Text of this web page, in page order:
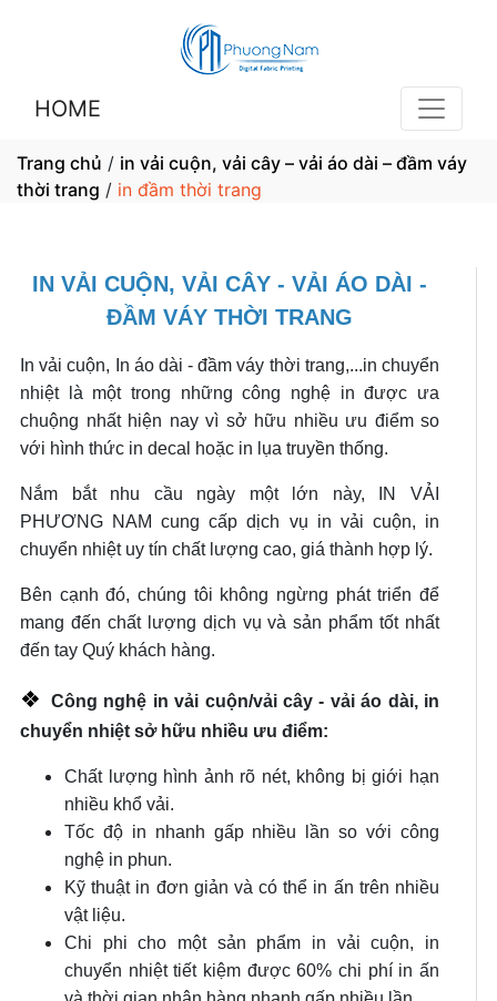
HOME
Trang chủ / in vải cuộn, vải cây – vải áo dài – đầm váy
thời trang / in đầm thời trang
IN VẢI CUỘN, VẢI CÂY - VẢI ÁO DÀI -
ĐẦM VÁY THỜI TRANG
In vải cuộn, In áo dài - đầm váy thời trang,...in chuyển
nhiệt là một trong những công nghệ in được ưa
chuộng nhất hiện nay vì sở hữu nhiều ưu điểm so
với hình thức in decal hoặc in lụa truyền thống.
Nắm bắt nhu cầu ngày một lớn này, IN VẢI
PHƯƠNG NAM cung cấp dịch vụ in vải cuộn, in
chuyển nhiệt uy tín chất lượng cao, giá thành hợp lý.
Bên cạnh đó, chúng tôi không ngừng phát triển để
mang đến chất lượng dịch vụ và sản phẩm tốt nhất
đến tay Quý khách hàng.
❖
Công nghệ in vải cuộn/vải cây - vải áo dài, in
chuyển nhiệt sở hữu nhiều ưu điểm:
Chất lượng hình ảnh rõ nét, không bị giới hạn
nhiều khổ vải.
Tốc độ in nhanh gấp nhiều lần so với công
nghệ in phun.
Kỹ thuật in đơn giản và có thể in ấn trên nhiều
vật liệu.
Chi phi cho một sản phẩm
in vải cuộn, in
chuyển nhiệt tiết kiệm được 60% chi phí in ấn